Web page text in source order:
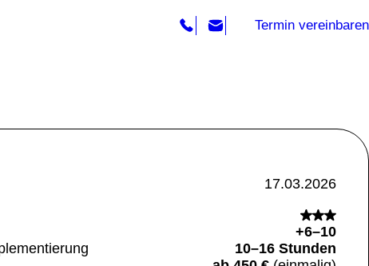
Termin vereinbaren
17.03.2026
+6–10
10–16 Stunden